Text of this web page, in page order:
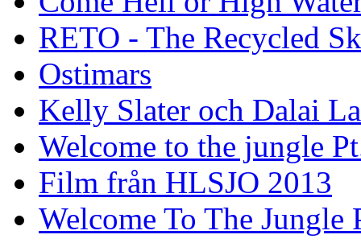
RETO - The Recycled
Ostimars
Kelly Slater och Dalai
Welcome to the jungle
Film från HLSJO 2013
Welcome To The Jungle